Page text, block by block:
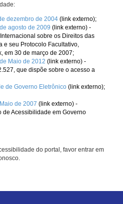
dezembro de 2004 (link externo);
agosto de 2009 (link externo) -
sobre os Direitos das
e seu Protocolo Facultativo,
em 30 de março de 2007;
Maio de 2012 (link externo) -
que dispõe sobre o acesso a
de Governo Eletrônico (link externo);
de 2007 (link externo) -
de Acessibilidade em Governo
do portal, favor entrar em